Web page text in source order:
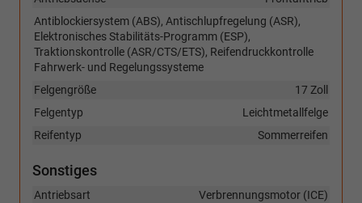
Antiblockiersystem (ABS), Antischlupfregelung (ASR),
Elektronisches Stabilitäts-Programm (ESP),
Traktionskontrolle (ASR/CTS/ETS), Reifendruckkontrolle
Fahrwerk- und Regelungssysteme
17 Zoll
Felgengröße
Leichtmetallfelge
Felgentyp
Sommerreifen
Reifentyp
Sonstiges
Verbrennungsmotor (ICE)
Antriebsart